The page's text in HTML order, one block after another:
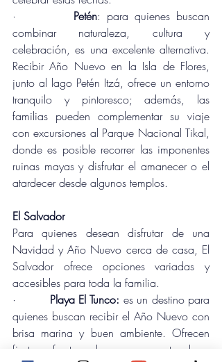
· Petén: para quienes buscan
combinar naturaleza, cultura y
celebración, es una excelente alternativa.
Recibir Año Nuevo en la Isla de Flores,
junto al lago Petén Itzá, ofrece un entorno
tranquilo y pintoresco; además, las
familias pueden complementar su viaje
con excursiones al Parque Nacional Tikal,
donde es posible recorrer las imponentes
ruinas mayas y disfrutar el amanecer o el
atardecer desde algunos templos.
El Salvador
Para quienes desean disfrutar de una
Navidad y Año Nuevo cerca de casa, El
Salvador ofrece opciones variadas y
accesibles para toda la familia.
· Playa El Tunco: es un destino para
quienes buscan recibir el Año Nuevo con
brisa marina y buen ambiente. Ofrecen
fiestas frente al mar, espectaculares